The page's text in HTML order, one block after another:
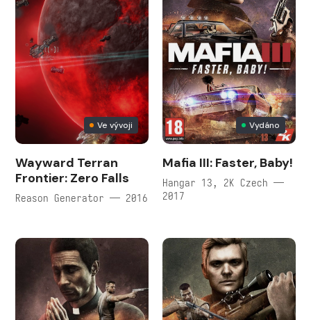
Ve vývoji
Wayward Terran
Frontier: Zero Falls
Reason Generator — 2016
Vydáno
Mafia III: Faster, Baby!
Hangar 13, 2K Czech —
2017